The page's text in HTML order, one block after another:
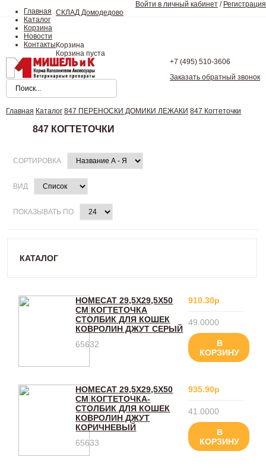
Главная
Каталог
Корзина
Новости
Контакты
Войти в личный кабинет / Регистрация
СКЛАД Домодедово
Корзина
Корзина пуста
+7 (495) 510-3606
Заказать обратный звонок
Главная Каталог 847 ПЕРЕНОСКИ ДОМИКИ ЛЕЖАКИ 847 Когтеточки
847 КОГТЕТОЧКИ
СОРТИРОВКА
ВИД
ПОКАЗЫВАТЬ ПО
КАТАЛОГ
HOMECAT 29,5Х29,5Х50
СМ КОГТЕТОЧКА
СТОЛБИК ДЛЯ КОШЕК
КОВРОЛИН ДЖУТ СЕРЫЙ
65632
910.30р
49.0000
В
КОРЗИНУ
HOMECAT 29,5Х29,5Х50
СМ КОГТЕТОЧКА-
СТОЛБИК ДЛЯ КОШЕК
КОВРОЛИН ДЖУТ
КОРИЧНЕВЫЙ
65633
935.90р
41.0000
В
КОРЗИНУ